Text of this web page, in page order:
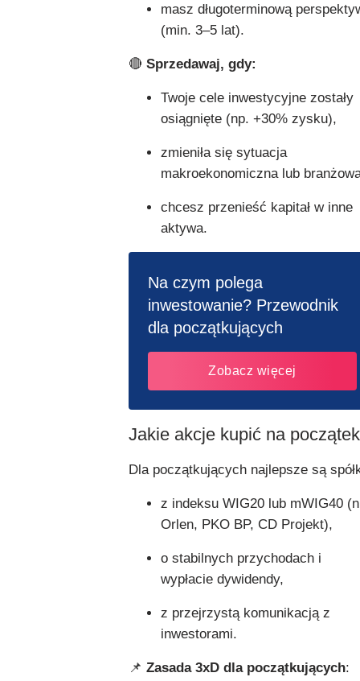
masz długoterminową
(min. 3–5 lat).
🔴 Sprzedawaj, gdy:
Twoje cele inwestycyjne zostały
osiągnięte (np. +30% zysku),
zmieniła się sytuacja
makroekonomiczna lub
chcesz przenieść kapitał w inne
aktywa.
Na czym polega
inwestowanie? Przewodnik
dla początkujących
Zobacz więcej
Jakie akcje kupić na
Dla początkujących najlepsze są
z indeksu WIG20 lub mWIG40
Orlen, PKO BP, CD Projekt),
o stabilnych przychodach i
wypłacie dywidendy,
z przejrzystą komunikacją z
inwestorami.
📌 Zasada 3xD dla początkujących: